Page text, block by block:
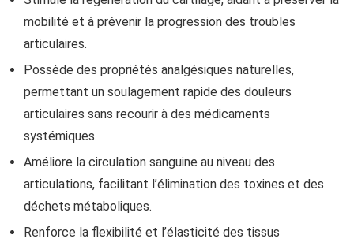
mobilité et à prévenir la progression des troubles
articulaires.
Possède des propriétés analgésiques naturelles,
permettant un soulagement rapide des douleurs
articulaires sans recourir à des médicaments
systémiques.
Améliore la circulation sanguine au niveau des
articulations, facilitant l’élimination des toxines et des
déchets métaboliques.
Renforce la flexibilité et l’élasticité des tissus